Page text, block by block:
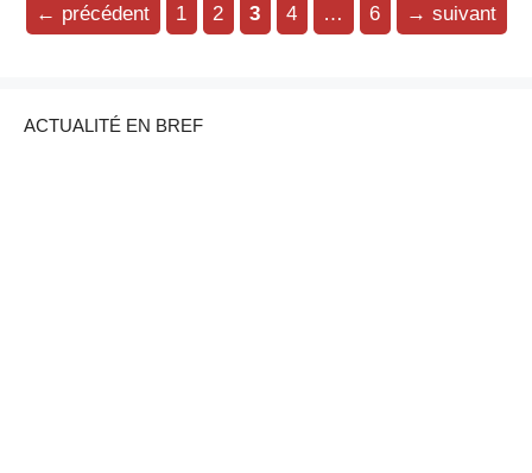
← précédent
1
2
3
4
…
6
→ suivant
ACTUALITÉ EN BREF